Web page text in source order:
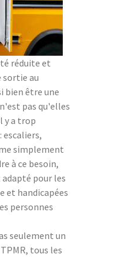
réduite et
sortie au
bien être une
pas qu'elles
y a trop
escaliers,
simplement
à ce besoin,
pour les
et handicapées
personnes
seulement un
tous les